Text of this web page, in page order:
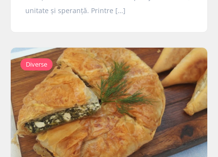
unitate și speranță. Printre […]
Diverse